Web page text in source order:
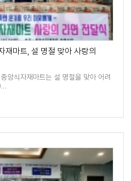
재마트, 설 명절 맞아 사랑의
앙식자재마트는 설 명절을 맞아 어려